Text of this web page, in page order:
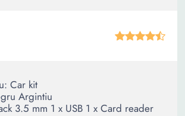
Car kit
Argintiu
3.5 mm 1 x USB 1 x Card reader